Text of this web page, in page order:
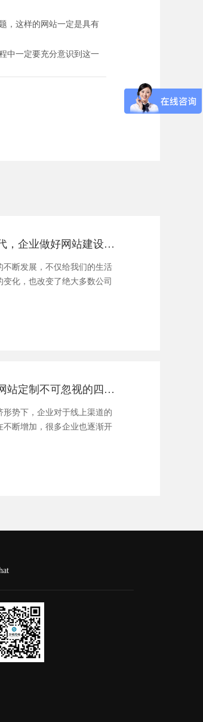
，这样的网站一定是具有
中一定要充分意识到这一
互联网时代，企业做好网站建设究竟有多重要？
不断发展，不仅给我们的生活
变化，也改变了绝大多数公司
企业进行网站定制不可忽视的四个关键要素
形势下，企业对于线上渠道的
不断增加，很多企业也逐渐开